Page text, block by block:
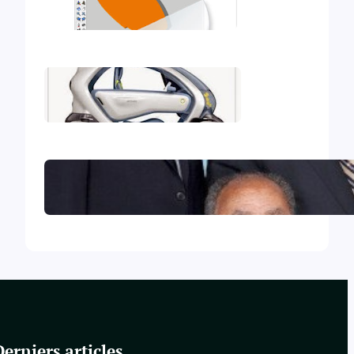
Mon premier iBook
Le Collège central des Témoins
de Jéhovah excommunié !